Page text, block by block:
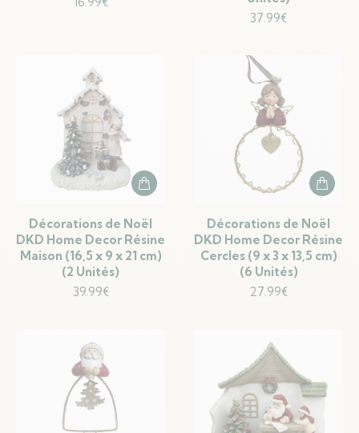
37.99€
Décorations de Noël
DKD Home Decor Résine
Maison (16,5 x 9 x 21 cm)
(2 Unités)
39.99€
Décorations de Noël
DKD Home Decor Résine
Cercles (9 x 3 x 13,5 cm)
(6 Unités)
27.99€